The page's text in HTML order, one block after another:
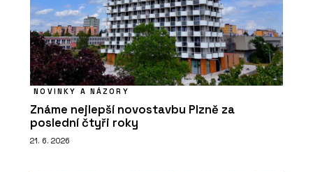
NOVINKY A NÁZORY
Známe nejlepší novostavbu Plzně za
poslední čtyři roky
21. 6. 2026